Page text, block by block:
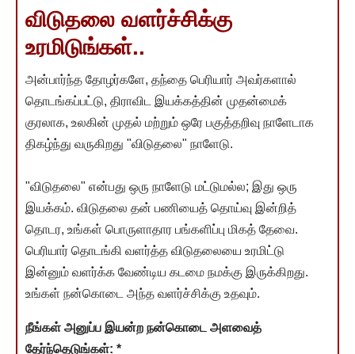
விடுதலை வளர்ச்சிக்கு
உரமிடுங்கள்..
அன்பார்ந்த தோழர்களே, தந்தை பெரியார் அவர்களால்
தொடங்கப்பட்டு, திராவிட இயக்கத்தின் முதன்மைக்
குரலாக, உலகின் முதல் மற்றும் ஒரே பகுத்தறிவு நாளேடாக
திகழ்ந்து வருகிறது "விடுதலை" நாளேடு.
"விடுதலை" என்பது ஒரு நாளேடு மட்டுமல்ல; இது ஒரு
இயக்கம். விடுதலை தன் பணியைத் தொய்வு இன்றித்
தொடர, உங்கள் பொருளாதார பங்களிப்பு மிகத் தேவை.
பெரியார் தொடங்கி வளர்த்த விடுதலையை உரமிட்டு
இன்னும் வளர்க்க வேண்டிய கடமை நமக்கு இருக்கிறது.
உங்கள் நன்கொடை அந்த வளர்ச்சிக்கு உதவும்.
நீங்கள் அனுப்ப இயன்ற நன்கொடை அளவைத்
தேர்ந்தெடுங்கள்: *